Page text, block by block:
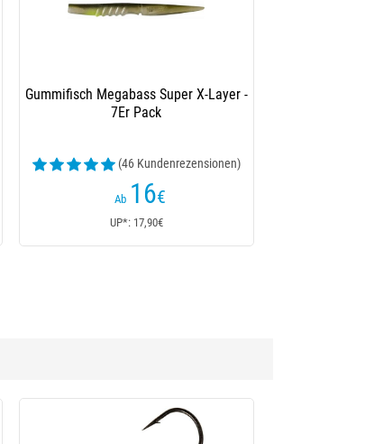
Gummifisch Megabass Sling Shad 5 -
6Er Pack
(9 Kundenrezensionen)
Ab 15,60
UP*: 15,60€